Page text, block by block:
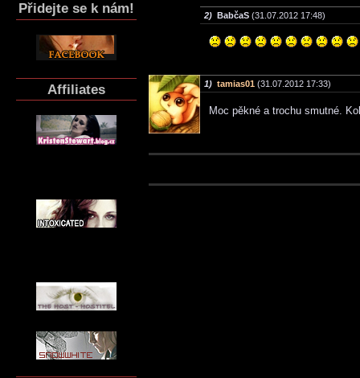
Přidejte se k nám!
Affiliates
2) BabčaS (31.07.2012 17:48)
1) tamias01 (31.07.2012 17:33)
Moc pěkné a trochu smutné.